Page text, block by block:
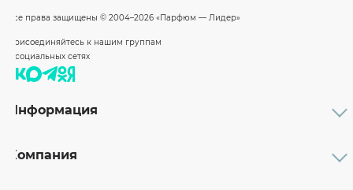
Все права защищены © 2004–2026 «Парфюм — Лидер»
Присоединяйтесь к нашим группам
в социальных сетях
Информация
Бренды
Компания